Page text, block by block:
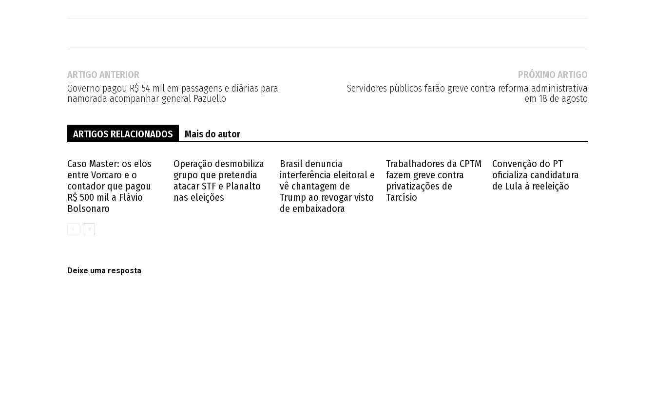
ARTIGO ANTERIOR
Governo pagou R$ 54 mil em passagens e diárias para
namorada acompanhar general Pazuello
PRÓXIMO ARTIGO
Servidores públicos farão greve contra reforma administrativa
em 18 de agosto
ARTIGOS RELACIONADOS Mais do autor
Caso Master: os elos
entre Vorcaro e o
contador que pagou
R$ 500 mil a Flávio
Bolsonaro
Operação desmobiliza
grupo que pretendia
atacar STF e Planalto
nas eleições
Brasil denuncia
interferência eleitoral e
vê chantagem de
Trump ao revogar visto
de embaixadora
Trabalhadores da CPTM
fazem greve contra
privatizações de
Tarcísio
Convenção do PT
oficializa candidatura
de Lula à reeleição
Deixe uma resposta